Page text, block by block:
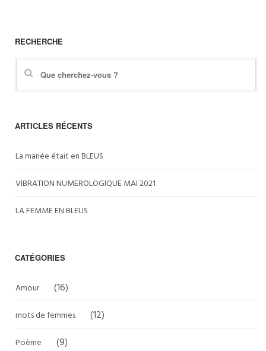
RECHERCHE
ARTICLES RÉCENTS
La mariée était en BLEUS
VIBRATION NUMEROLOGIQUE MAI 2021
LA FEMME EN BLEUS
CATÉGORIES
Amour (16)
mots de femmes (12)
Poème (9)